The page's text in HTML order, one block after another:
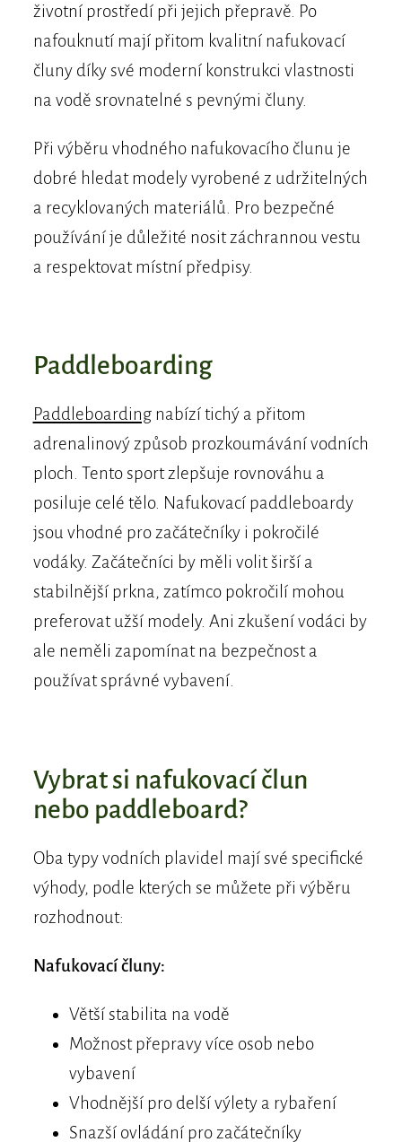
životní prostředí při jejich přepravě. Po
nafouknutí mají přitom kvalitní nafukovací
čluny díky své moderní konstrukci vlastnosti
na vodě srovnatelné s pevnými čluny.
Při výběru vhodného nafukovacího člunu je
dobré hledat modely vyrobené z udržitelných
a recyklovaných materiálů. Pro bezpečné
používání je důležité nosit záchrannou vestu
a respektovat místní předpisy.
Paddleboarding
Paddleboardingnabízí tichý a přitom
adrenalinový způsob prozkoumávání vodních
ploch. Tento sport zlepšuje rovnováhu a
posiluje celé tělo. Nafukovací paddleboardy
jsou vhodné pro začátečníky i pokročilé
vodáky. Začátečníci by měli volit širší a
stabilnější prkna, zatímco pokročilí mohou
preferovat užší modely. Ani zkušení vodáci by
ale neměli zapomínat na bezpečnost a
používat správné vybavení.
Vybrat si nafukovací člun
nebo paddleboard?
Oba typy vodních plavidel mají své specifické
výhody, podle kterých se můžete při výběru
rozhodnout:
Nafukovací čluny:
Větší stabilita na vodě
Možnost přepravy více osob nebo
vybavení
Vhodnější pro delší výlety a rybaření
Snazší ovládání pro začátečníky